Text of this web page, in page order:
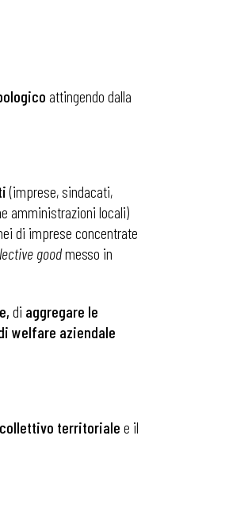
attingendo dalla
(imprese, sindacati,
amministrazioni locali)
di imprese concentrate
goodmesso in
di aggregare le
welfare aziendale
territoriale e il